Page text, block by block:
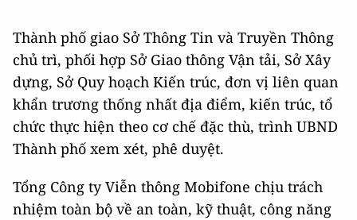
Thành phố giao Sở Thông Tin và Truyền Thông
chủ trì, phối hợp Sở Giao thông Vận tải, Sở Xây
dựng, Sở Quy hoạch Kiến trúc, đơn vị liên quan
khẩn trương thống nhất địa điểm, kiến trúc, tổ
chức thực hiện theo cơ chế đặc thù, trình UBND
Thành phố xem xét, phê duyệt.
Tổng Công ty Viễn thông Mobifone chịu trách
nhiệm toàn bộ về an toàn, kỹ thuật, công năng